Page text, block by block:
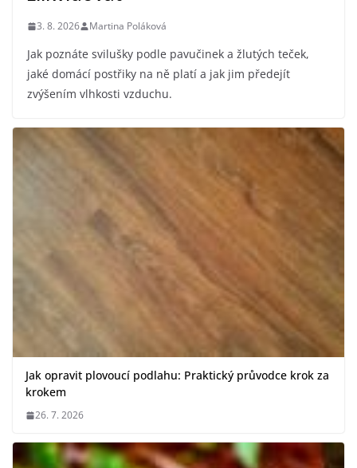
3. 8. 2026 Martina Poláková
Jak poznáte svilušky podle pavučinek a žlutých teček,
jaké domácí postřiky na ně platí a jak jim předejít
zvýšením vlhkosti vzduchu.
Jak opravit plovoucí podlahu: Praktický průvodce krok za
krokem
26. 7. 2026